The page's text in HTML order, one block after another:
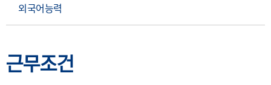
외국어능력
근무조건